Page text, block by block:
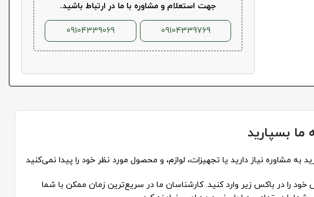
جهت استعلام و مشاوره با ما در ارتباط باشید.
09104339769
09104339069
ما بسپارید
به مشاوره نیاز دارید یا تجهیزات، لوازم، و محصول مورد نظر خود را پیدا نمی‌کنید
را در باکس زیر وارد کنید. کارشناسان ما در سریع‌ترین زمان ممکن با شما